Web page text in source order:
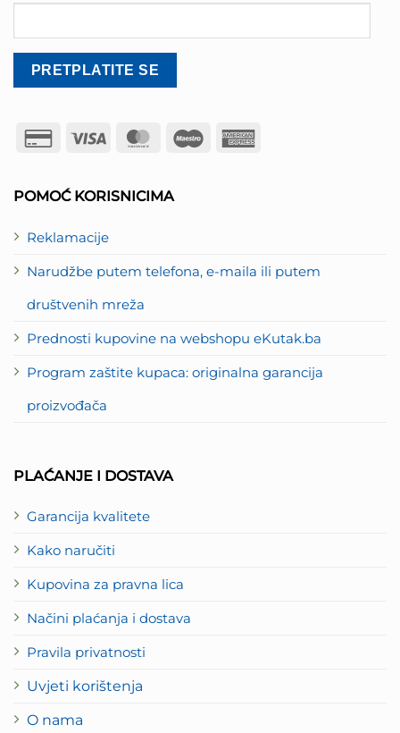
POMOĆ KORISNICIMA
Reklamacije
Narudžbe putem telefona, e-maila ili putem
društvenih mreža
Prednosti kupovine na webshopu eKutak.ba
Program zaštite kupaca: originalna garancija
proizvođača
PLAĆANJE I DOSTAVA
Garancija kvalitete
Kako naručiti
Kupovina za pravna lica
Načini plaćanja i dostava
Pravila privatnosti
Uvjeti korištenja
O nama
Credit
Visa MasterCard
Maestro